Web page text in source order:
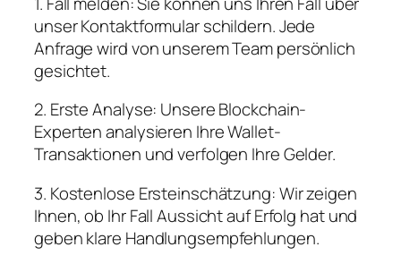
unser Kontaktformular schildern. Jede
Anfrage wird von unserem Team persönlich
gesichtet.
2. Erste Analyse: Unsere Blockchain-
Experten analysieren Ihre Wallet-
Transaktionen und verfolgen Ihre Gelder.
3. Kostenlose Ersteinschätzung: Wir zeigen
Ihnen, ob Ihr Fall Aussicht auf Erfolg hat und
geben klare Handlungsempfehlungen.